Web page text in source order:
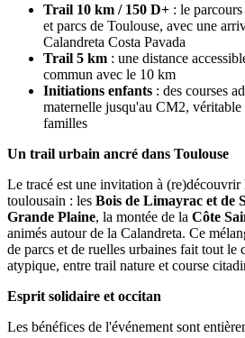
Trail 10 km / 150 D+ : le
et parcs de Toulouse, avec une
Calandreta Costa Pavada
Trail 5 km : une distance
commun avec le 10 km
Initiations enfants : des courses
maternelle jusqu'au CM2,
familles
Un trail urbain ancré dans Toulouse
Le tracé est une invitation à (re)découvrir
toulousain : les Bois de Limayrac et de
Grande Plaine, la montée de la Côte
animés autour de la Calandreta. Ce
de parcs et de ruelles urbaines fait tout le
atypique, entre trail nature et course
Esprit solidaire et occitan
Les bénéfices de l'événement sont